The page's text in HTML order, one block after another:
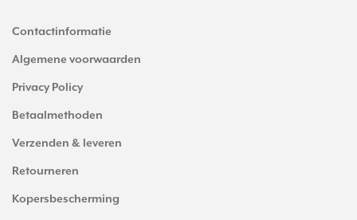
Contactinformatie
Algemene voorwaarden
Privacy Policy
Betaalmethoden
Verzenden & leveren
Retourneren
Kopersbescherming